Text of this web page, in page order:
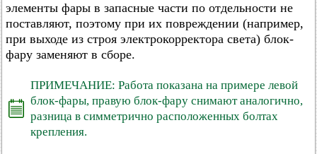
элементы фары в запасные части по отдельности не
поставляют, поэтому при их повреждении (например,
при выходе из строя электрокорректора света) блок-
фару заменяют в сборе.
ПРИМЕЧАНИЕ: Работа показана на примере левой
блок-фары, правую блок-фару снимают аналогично,
разница в симметрично расположенных болтах
крепления.